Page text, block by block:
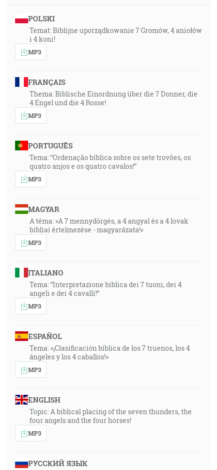
POLSKI
Temat: Biblijne uporządkowanie 7 Gromów, 4 aniołów
i 4 koni!
MP3
FRANÇAIS
Thema: Biblische Einordnung über die 7 Donner, die
4 Engel und die 4 Rosse!
MP3
PORTUGUÊS
Tema: “Ordenação bíblica sobre os sete trovões, os
quatro anjos e os quatro cavalos!”
MP3
MAGYAR
A téma: »A 7 mennydörgés, a 4 angyal és a 4 lovak
bibliai értelmezése - magyarázata!«
MP3
ITALIANO
Tema: “Interpretazione biblica dei 7 tuoni, dei 4
angeli e dei 4 cavalli!”
MP3
ESPAÑOL
Tema: «¡Clasificación bíblica de los 7 truenos, los 4
ángeles y los 4 caballos!»
MP3
ENGLISH
Topic: A biblical placing of the seven thunders, the
four angels and the four horses!
MP3
РУССКИЙ ЯЗЫК